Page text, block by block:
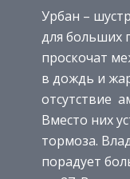
Урбан –
для больших
проскочат
в дождь и
отсутствие
Вместо них
тормоза.
порадует